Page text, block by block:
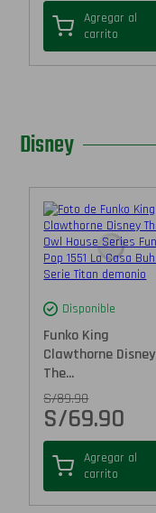
Agregar al
carrito
Disney
Disponible
Funko King
Clawthorne Disney
The...
S/89.90
S/69.90
Agregar al
carrito